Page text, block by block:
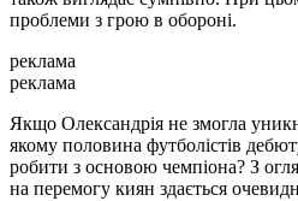
проблеми з грою в обороні.
реклама
реклама
Якщо Олександрія не змогла
якому половина футболістів
робити з основою чемпіона? З
на перемогу киян здається